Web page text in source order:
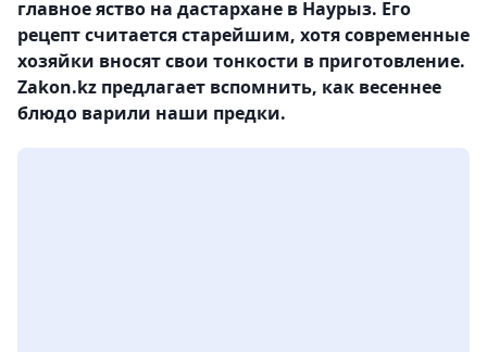
главное яство на дастархане в Наурыз. Его
рецепт считается старейшим, хотя современные
хозяйки вносят свои тонкости в приготовление.
Zakon.kz предлагает вспомнить, как весеннее
блюдо варили наши предки.